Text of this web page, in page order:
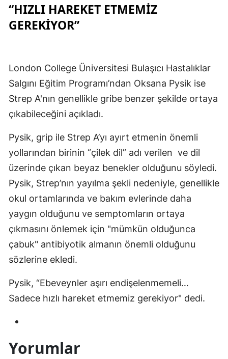
“HIZLI HAREKET ETMEMİZ
GEREKİYOR”
London College Üniversitesi Bulaşıcı Hastalıklar
Salgını Eğitim Programı’ndan Oksana Pysik ise
Strep A'nın genellikle gribe benzer şekilde ortaya
çıkabileceğini açıkladı.
Pysik, grip ile Strep A’yı ayırt etmenin önemli
yollarından birinin “çilek dil” adı verilen ve dil
üzerinde çıkan beyaz benekler olduğunu söyledi.
Pysik, Strep’nın yayılma şekli nedeniyle, genellikle
okul ortamlarında ve bakım evlerinde daha
yaygın olduğunu ve semptomların ortaya
çıkmasını önlemek için "mümkün olduğunca
çabuk" antibiyotik almanın önemli olduğunu
sözlerine ekledi.
Pysik, “Ebeveynler aşırı endişelenmemeli…
Sadece hızlı hareket etmemiz gerekiyor" dedi.
Yorumlar